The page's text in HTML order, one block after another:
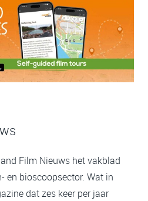
Film Nieuws het vakblad
en bioscoopsector. Wat in
dat zes keer per jaar